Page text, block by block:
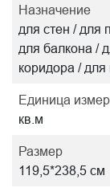
Назначение
для стен / для
для балкона /
коридора / для
Единица
кв.м
Размер
119,5*238,5 см